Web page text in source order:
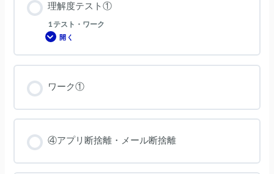
理解度テスト①
1 テスト・ワーク
開く
理
度
テ
①
ワーク①
④アプリ断捨離・メール断捨離